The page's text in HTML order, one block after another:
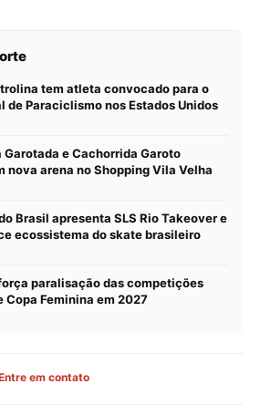
tem atleta convocado para o
de Paraciclismo nos Estados Unidos
Garotada e Cachorrida Garoto
nova arena no Shopping Vila Velha
Brasil apresenta SLS Rio Takeover e
ecossistema do skate brasileiro
paralisação das competições
Copa Feminina em 2027
em contato